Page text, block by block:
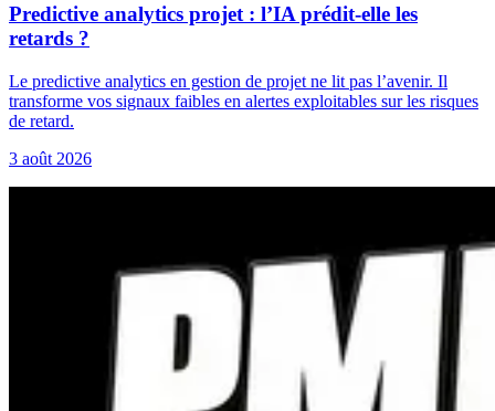
Predictive analytics projet : l’IA prédit-elle les
retards ?
Le predictive analytics en gestion de projet ne lit pas l’avenir. Il
transforme vos signaux faibles en alertes exploitables sur les risques
de retard.
3 août 2026